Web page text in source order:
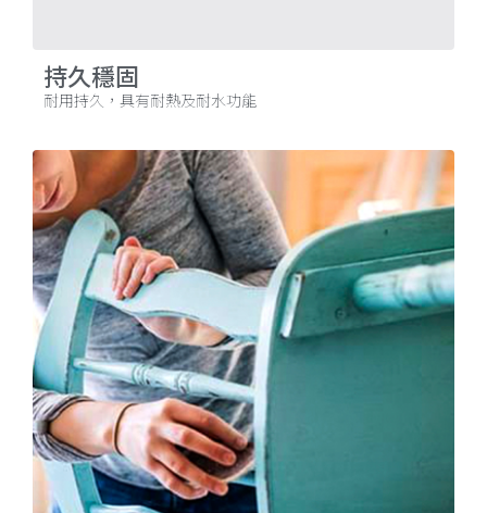
持久穩固
耐用持久，具有耐熱及耐水功能